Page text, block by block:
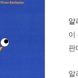
알
이
판
알